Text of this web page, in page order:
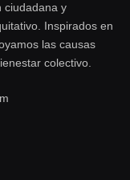
ciudadana y
Inspirados en
las causas
colectivo.